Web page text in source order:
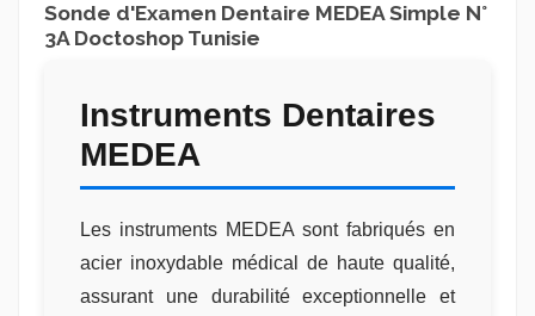
Sonde d'Examen Dentaire MEDEA Simple N°
3A Doctoshop Tunisie
Instruments Dentaires
MEDEA
Les instruments MEDEA sont fabriqués en
acier inoxydable médical de haute qualité,
assurant une durabilité exceptionnelle et